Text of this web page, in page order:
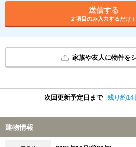
送信する
2 項目のみ入力するだけ！
家族や友人に物件を
次回更新予定日まで 残り約14
建物情報